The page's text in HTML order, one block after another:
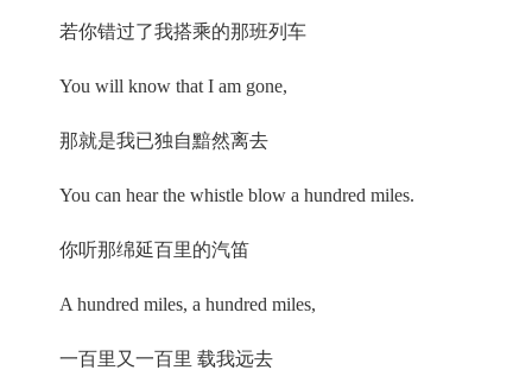
若你错过了我搭乘的那班列车
You will know that I am gone,
那就是我已独自黯然离去
You can hear the whistle blow a hundred miles.
你听那绵延百里的汽笛
A hundred miles, a hundred miles,
一百里又一百里 载我远去